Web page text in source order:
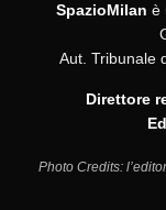
SpazioMilan è
Aut. Tribunale
Direttore
Photo Credits: